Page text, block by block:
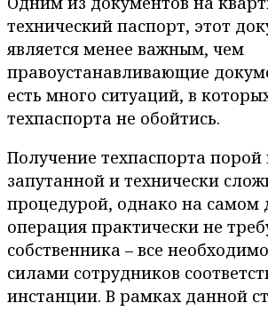
технический паспорт, этот
является менее важным, чем
правоустанавливающие
есть много ситуаций, в
техпаспорта не обойтись.
Получение техпаспорта порой
запутанной и технически
процедурой, однако на самом
операция практически не
собственника – все
силами сотрудников
инстанции. В рамках данной